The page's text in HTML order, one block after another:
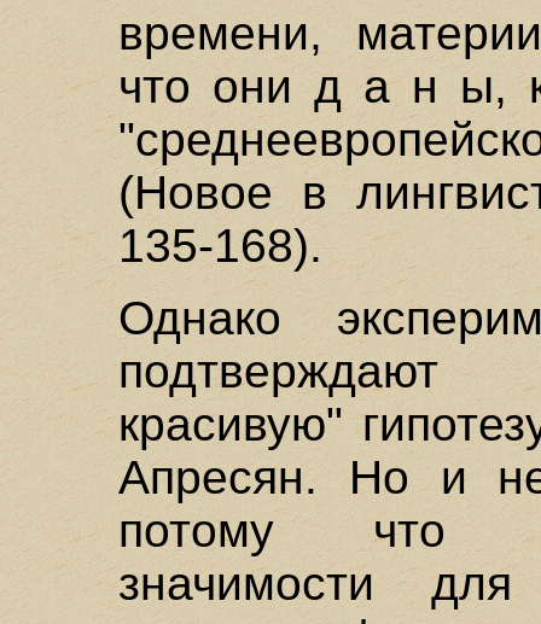
времени,
что они д а н ы,
(Новое в
135-168).
Однако
красивую"
Апресян. Но и
потому что
значимости